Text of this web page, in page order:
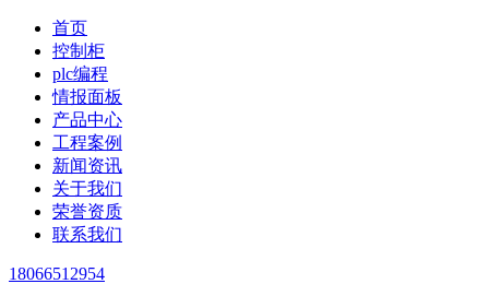
首页
控制柜
plc编程
情报面板
产品中心
工程案例
新闻资讯
关于我们
荣誉资质
联系我们
18066512954